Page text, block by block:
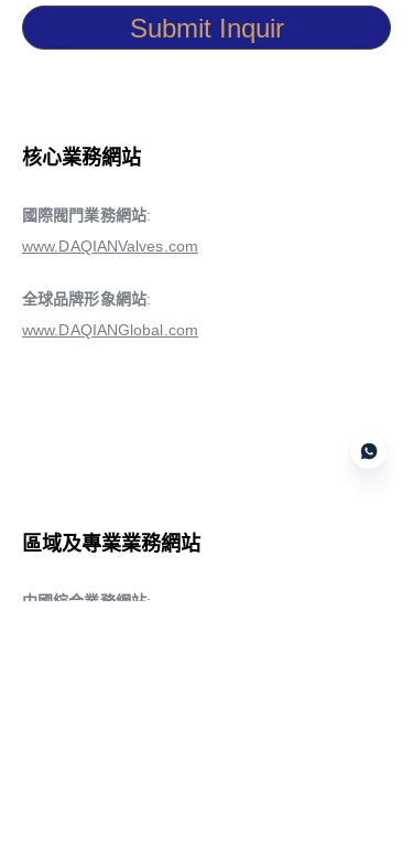
Submit Inquir
核心業務網站
國際閥門業務網站:
www.DAQIANValves.com
全球品牌形象網站:
www.DAQIANGlobal.com
區域及專業業務網站
中國綜合業務網站: